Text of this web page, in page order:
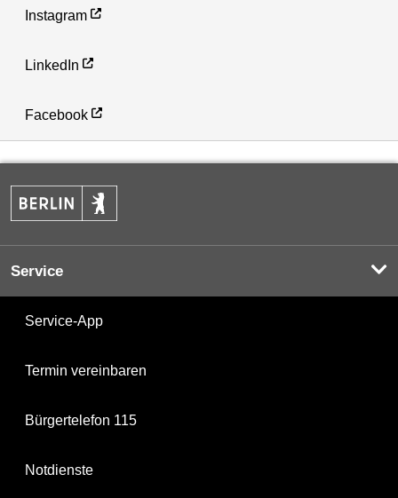
Instagram
LinkedIn
Facebook
Service
Service-App
Termin vereinbaren
Bürgertelefon 115
Notdienste